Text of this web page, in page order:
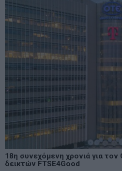
18η συνεχόμενη χρονιά για
δεικτών FTSE4Good